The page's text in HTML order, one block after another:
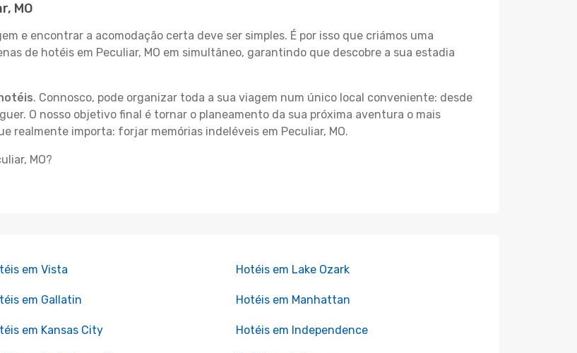
MO
e encontrar a acomodação certa deve ser simples. É por isso que criámos uma
de hotéis em Peculiar, MO em simultâneo, garantindo que descobre a sua estadia
. Connosco, pode organizar toda a sua viagem num único local conveniente: desde
O nosso objetivo final é tornar o planeamento da sua próxima aventura o mais
realmente importa: forjar memórias indeléveis em Peculiar, MO.
MO?
em Vista Hotéis em Lake Ozark
em Gallatin Hotéis em Manhattan
em Kansas City Hotéis em Independence